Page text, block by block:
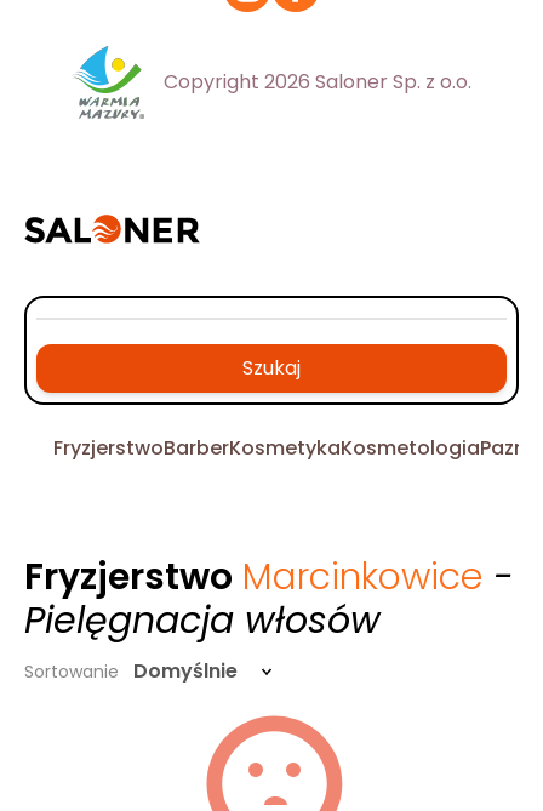
Copyright 2026 Saloner Sp. z o.o.
Szukaj
FryzjerstwoBarberKosmetykaKosmetologia
Fryzjerstwo Marcinkowice -
Pielęgnacja włosów
Sortowanie Domyślnie